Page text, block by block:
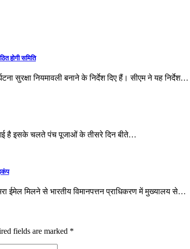
होगी समिति
सुरक्षा नियमावली बनाने के निर्देश दिए हैं। सीएम ने यह निर्देश…
गई है इसके चलते पंच पूजाओं के तीसरे दिन बीते…
ईमेल मिलने से भारतीय विमानपत्तन प्राधिकरण में मुख्यालय से…
fields are marked *